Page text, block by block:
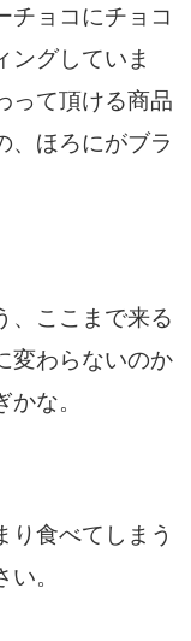
チョコにチョコ
ングしていま
って頂ける商品
、ほろにがブラ
、ここまで来る
変わらないのか
な。
り食べてしまう
。